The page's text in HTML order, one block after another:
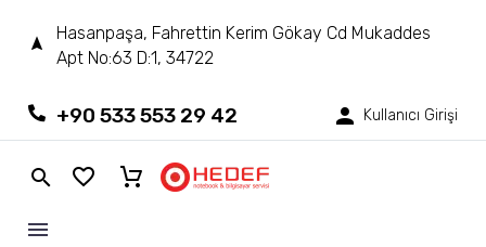
Hasanpaşa, Fahrettin Kerim Gökay Cd Mukaddes
Apt No:63 D:1, 34722
+90 533 553 29 42 Kullanıcı Girişi